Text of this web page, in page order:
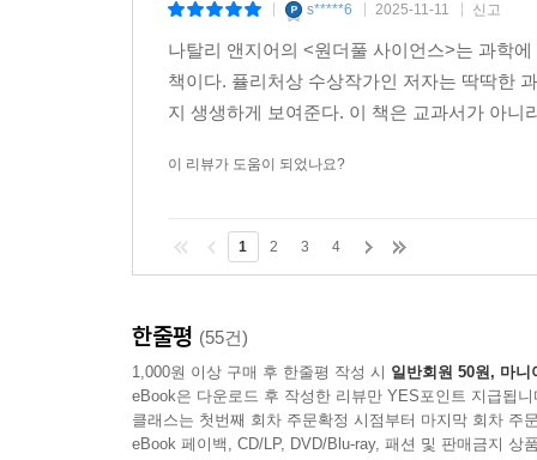
s*****6 2025-11-11 신고
나탈리 앤지어의 <원더풀 사이언스>는 과학
책이다. 퓰리처상 수상작가인 저자는 딱딱한
지 생생하게 보여준다. 이 책은 교과서가 아
이 리뷰가 도움이 되었나요?
1 2 3 4
한줄평 (55건)
1,000원 이상 구매 후 한줄평 작성 시 일반회원 50원, 마니
eBook은 다운로드 후 작성한 리뷰만 YES포인트 지급됩니
클래스는 첫번째 회차 주문확정 시점부터 마지막 회차 주
eBook 페이백, CD/LP, DVD/Blu-ray, 패션 및 판매금지 상